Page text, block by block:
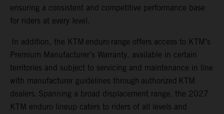
ensuring a consistent and competitive performance base
for riders at every level.
In addition, the KTM enduro range offers access to KTM’s
Premium Manufacturer’s Warranty, available in certain
territories and subject to servicing and maintenance in line
with manufacturer guidelines through authorized KTM
dealers. Spanning a broad displacement range, the 2027
KTM enduro lineup caters to riders of all levels and